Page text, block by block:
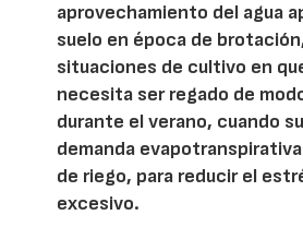
aprovechamiento del agua
suelo en época de
situaciones de cultivo en
necesita ser regado de
durante el verano, cuando
demanda
de riego, para reducir el
excesivo.